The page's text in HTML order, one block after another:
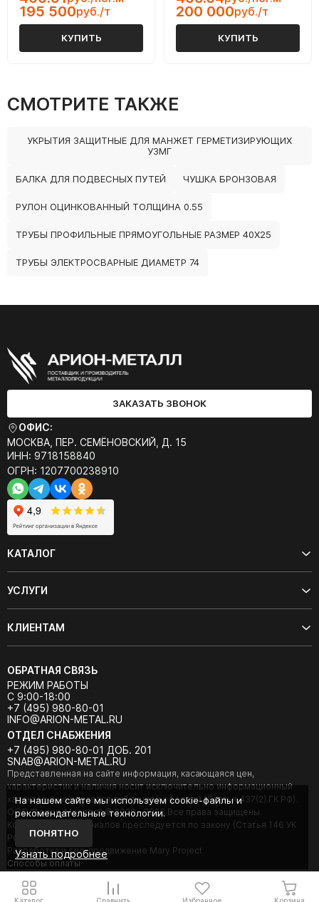
195 500руб./т
КУПИТЬ
200 000руб./т
КУПИТЬ
СМОТРИТЕ ТАКЖЕ
УКРЫТИЯ ЗАЩИТНЫЕ ДЛЯ МАНЖЕТ ГЕРМЕТИЗИРУЮЩИХ
УЗМГ
БАЛКА ДЛЯ ПОДВЕСНЫХ ПУТЕЙ ЧУШКА БРОНЗОВАЯ
РУЛОН ОЦИНКОВАННЫЙ ТОЛЩИНА 0.55
ТРУБЫ ПРОФИЛЬНЫЕ ПРЯМОУГОЛЬНЫЕ РАЗМЕР 40Х25
ТРУБЫ ЭЛЕКТРОСВАРНЫЕ ДИАМЕТР 74
ЗАКАЗАТЬ ЗВОНОК
ОФИС:
МОСКВА, ПЕР. СЕМЁНОВСКИЙ, Д. 15
ИНН: 9718158840
ОГРН: 1207700238910
КАТАЛОГ
УСЛУГИ
КЛИЕНТАМ
ОБРАТНАЯ СВЯЗЬ
РЕЖИМ РАБОТЫ
С 9:00-18:00
+7 (495) 980-80-01
INFO@ARION-METAL.RU
ОТДЕЛ СНАБЖЕНИЯ
+7 (495) 980-80-01 ДОБ. 201
SNAB@ARION-METAL.RU
Представленная на сайте информация, касающаяся цен,
характеристик и наличия носит исключительно информационный
характер и не является публичной офертой (Статья 437(2) ГК РФ).
ООО "Арион-Металл" © 2020 - 2026 Все права защищены.
Копирование материалов преследуется по закону (Статья 146 УК
РФ).
Разработка и seo-продвижение Mary Project
Cпособы оплаты
На нашем сайте мы используем cookie-файлы и
рекомендательные технологии.
ПОНЯТНО
Узнать подробнее